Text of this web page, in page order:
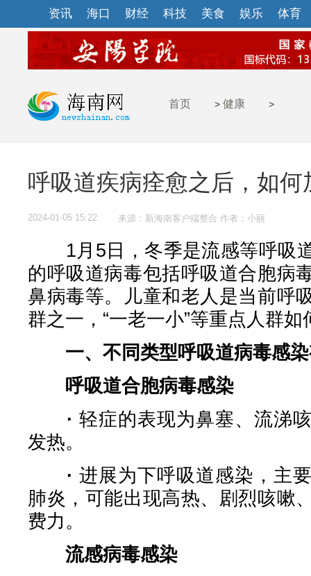
资讯 海口 财经 科技 美食 娱乐 体育
首页 > 健康 >
呼吸道疾病痊愈之后，如
2024-01-05 15:22 来源：新海南客户端整合 作者：小丽
1月5日，冬季是流感等呼吸
的呼吸道病毒包括呼吸道合胞病
鼻病毒等。儿童和老人是当前呼
群之一，“一老一小”等重点人群如
一、不同类型呼吸道病毒感
呼吸道合胞病毒感染
· 轻症的表现为鼻塞、流涕
发热。
· 进展为下呼吸道感染，主
肺炎，可能出现高热、剧烈咳嗽
费力。
流感病毒感染